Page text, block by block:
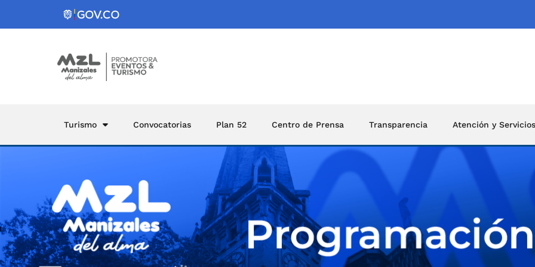
Turismo Convocatorias Plan 52 Centro de Prensa Transparencia Atención y